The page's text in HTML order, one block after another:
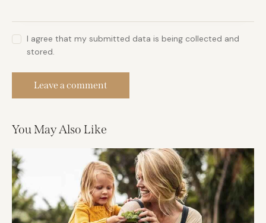
I agree that my submitted data is being collected and
stored.
You May Also Like